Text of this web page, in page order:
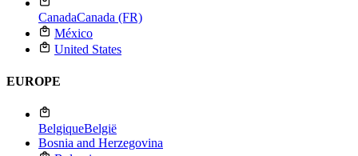
CanadaCanada (FR)
México
United States
EUROPE
BelgiqueBelgië
Bosnia and Herzegovina